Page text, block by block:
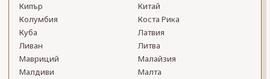
Кипър
Китай
Колумбия
Коста Рика
Куба
Латвия
Ливан
Литва
Мавриций
Малайзия
Малдиви
Малта